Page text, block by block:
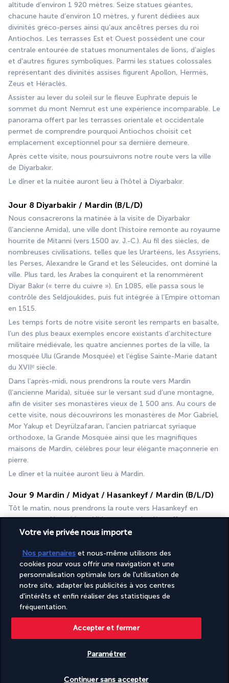
altitude d’environ 1 920 mètres. Seize statues géantes,
chacune haute d’environ 10 mètres, y furent dédiées aux
divinités gréco-perses ainsi qu’aux ancêtres perses du roi
Antiochos. Les terrasses Est et Ouest possèdent une cour
centrale entourée de statues monumentales de lions, d’aigles
et d’autres figures symboliques. Parmi les statues colossales
représentant des divinités assises figurent Apollon, Hermès,
Zeus et Héraclès.
Assister au lever du soleil sur le fleuve Euphrate depuis le
sommet du mont Nemrut est une expérience incomparable. Le
panorama offert par les terrasses orientale et occidentale
permet de comprendre pourquoi Antiochos choisit cet
emplacement exceptionnel pour sa dernière demeure.
Après cette visite, nous poursuivrons notre route vers la ville
de Diyarbakır.
Le dîner et la nuitée auront lieu à l’hôtel à Diyarbakır.
Jour 8 Diyarbakir / Mardin (B/L/D)
Nous consacrerons la matinée à la visite de Diyarbakır
(l’ancienne Amida), une ville dont l’histoire remonte au royaume
hourrite de Mitanni (vers 1500 av. J.-C.). Au fil des siècles, de
nombreuses civilisations, telles que les Urartéens, les Assyriens,
les Perses, Alexandre le Grand et les Séleucides, ont dominé la
ville. Plus tard, les Arabes la conquirent et la renommèrent
Diyar Bakır (« terre du cuivre »). En 1085, elle passa sous le
contrôle des Seldjoukides, puis fut intégrée à l’Empire ottoman
en 1515.
Les temps forts de notre visite seront les remparts en basalte,
l’un des plus beaux exemples encore existants d’architecture
militaire médiévale, les quatre anciennes portes de la ville, la
mosquée Ulu (Grande Mosquée) et l’église Sainte-Marie datant
du XVIIᵉ siècle.
Dans l’après-midi, nous prendrons la route vers Mardin
(l’ancienne Marida), située sur le versant sud d’une montagne,
afin de visiter ses monastères vieux de 1 500 ans. Au cours de
cette visite, nous découvrirons les monastères de Mor Gabriel,
Mor Yakup et Deyrülzafaran, l’ancien patriarcat syriaque
orthodoxe, la Grande Mosquée ainsi que les magnifiques
maisons de Mardin, célèbres pour leur élégante maçonnerie en
pierre.
Le dîner et la nuitée auront lieu à Mardin.
Jour 9 Mardin / Midyat / Hasankeyf / Mardin (B/L/D)
Tôt le matin, nous prendrons la route vers Hasankeyf en
passant par Nusaybin et Midyat, cette dernière offrant une
atmosphère médiévale avec ses maisons en pierre étroites et
Jour 10 Mardin / Istanbul (B/L)
Après le petit-déjeuner, nous nous rendrons à l’aéroport pour
notre vol vers Istanbul. Nous consacrerons une demi-journée à
des excursions dans cette ville fascinante.
long du détroit séparant les continents asiatique et européen
offre une vue dégagée sur le palais de Dolmabahçe, plusieurs
anciennes maisons ottomanes en bois et l’opulence de
Votre vie privée nous importe
Nos partenaires et nous-même utilisons des
cookies pour vous offrir une navigation et une
personnalisation optimale lors de l'utilisation de
notre site, adapter les publicités à vos centres
d'intérêts et enfin réaliser des statistiques de
fréquentation.
Paramétrer
Continuer sans accepter
Accepter et fermer